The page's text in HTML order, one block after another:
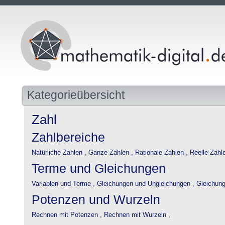
Kategorieübersicht
Zahl
Zahlbereiche
Natürliche Zahlen , Ganze Zahlen , Rationale Zahlen , Reelle
Terme und Gleichungen
Variablen und Terme , Gleichungen und Ungleichungen ,
Potenzen und Wurzeln
Rechnen mit Potenzen , Rechnen mit Wurzeln ,